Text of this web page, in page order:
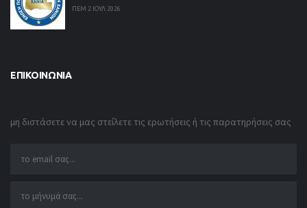
ΠΕΜ 2 ΙΟΥΛ 2026
ΕΠΙΚΟΙΝΩΝΊΑ
μη διστάσετε να μας στείλετε τις ερωτήσεις ή τις παρατηρήσεις σας